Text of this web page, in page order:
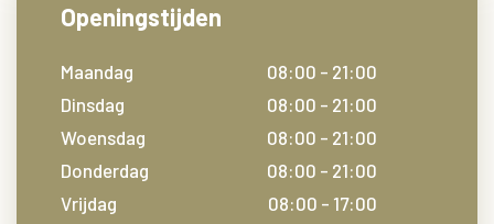
Openingstijden
Maandag
08:00 - 21:00
Dinsdag
08:00 - 21:00
Woensdag
08:00 - 21:00
Donderdag
08:00 - 21:00
Vrijdag
08:00 - 17:00